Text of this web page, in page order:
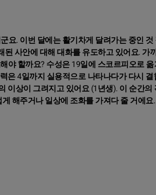
요. 이번 달에는 활기차게 달려가는 중인
사안에 대해 대화를 유도하고 있어요. 가
야 할까요? 수성은 19일에 스코르피오로
은 4일까지 실용적으로 나타나다가 다시
이상이 그려지고 있어요 (1년생). 이 순간
해주거나 일상에 조화를 가져다 줄 거에